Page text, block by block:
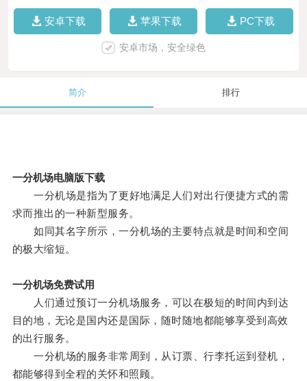
安卓下载 苹果下载 PC下载
安卓市场，安全绿色
简介 排行
一分机场电脑版下载
一分机场是指为了更好地满足人们对出行便捷方式的需
求而推出的一种新型服务。
如同其名字所示，一分机场的主要特点就是时间和空间
的极大缩短。
一分机场免费试用
人们通过预订一分机场服务，可以在极短的时间内到达
目的地，无论是国内还是国际，随时随地都能够享受到高效
的出行服务。
一分机场的服务非常周到，从订票、行李托运到登机，
都能够得到全程的关怀和照顾。